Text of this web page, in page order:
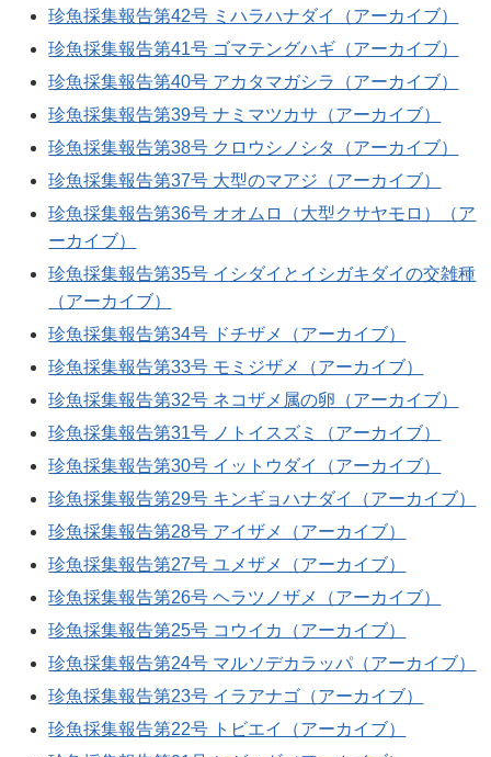
珍魚採集報告第42号 ミハラハナダイ（アーカイブ）
珍魚採集報告第41号 ゴマテングハギ（アーカイブ）
珍魚採集報告第40号 アカタマガシラ（アーカイブ）
珍魚採集報告第39号 ナミマツカサ（アーカイブ）
珍魚採集報告第38号 クロウシノシタ（アーカイブ）
珍魚採集報告第37号 大型のマアジ（アーカイブ）
珍魚採集報告第36号 オオムロ（大型クサヤモロ）（ア
ーカイブ）
珍魚採集報告第35号 イシダイとイシガキダイの交雑種
（アーカイブ）
珍魚採集報告第34号 ドチザメ（アーカイブ）
珍魚採集報告第33号 モミジザメ（アーカイブ）
珍魚採集報告第32号 ネコザメ属の卵（アーカイブ）
珍魚採集報告第31号 ノトイスズミ（アーカイブ）
珍魚採集報告第30号 イットウダイ（アーカイブ）
珍魚採集報告第29号 キンギョハナダイ（アーカイブ）
珍魚採集報告第28号 アイザメ（アーカイブ）
珍魚採集報告第27号 ユメザメ（アーカイブ）
珍魚採集報告第26号 ヘラツノザメ（アーカイブ）
珍魚採集報告第25号 コウイカ（アーカイブ）
珍魚採集報告第24号 マルソデカラッパ（アーカイブ）
珍魚採集報告第23号 イラアナゴ（アーカイブ）
珍魚採集報告第22号 トビエイ（アーカイブ）